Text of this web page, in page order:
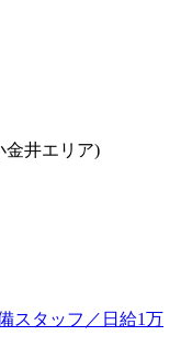
金井エリア)
スタッフ／日給1万